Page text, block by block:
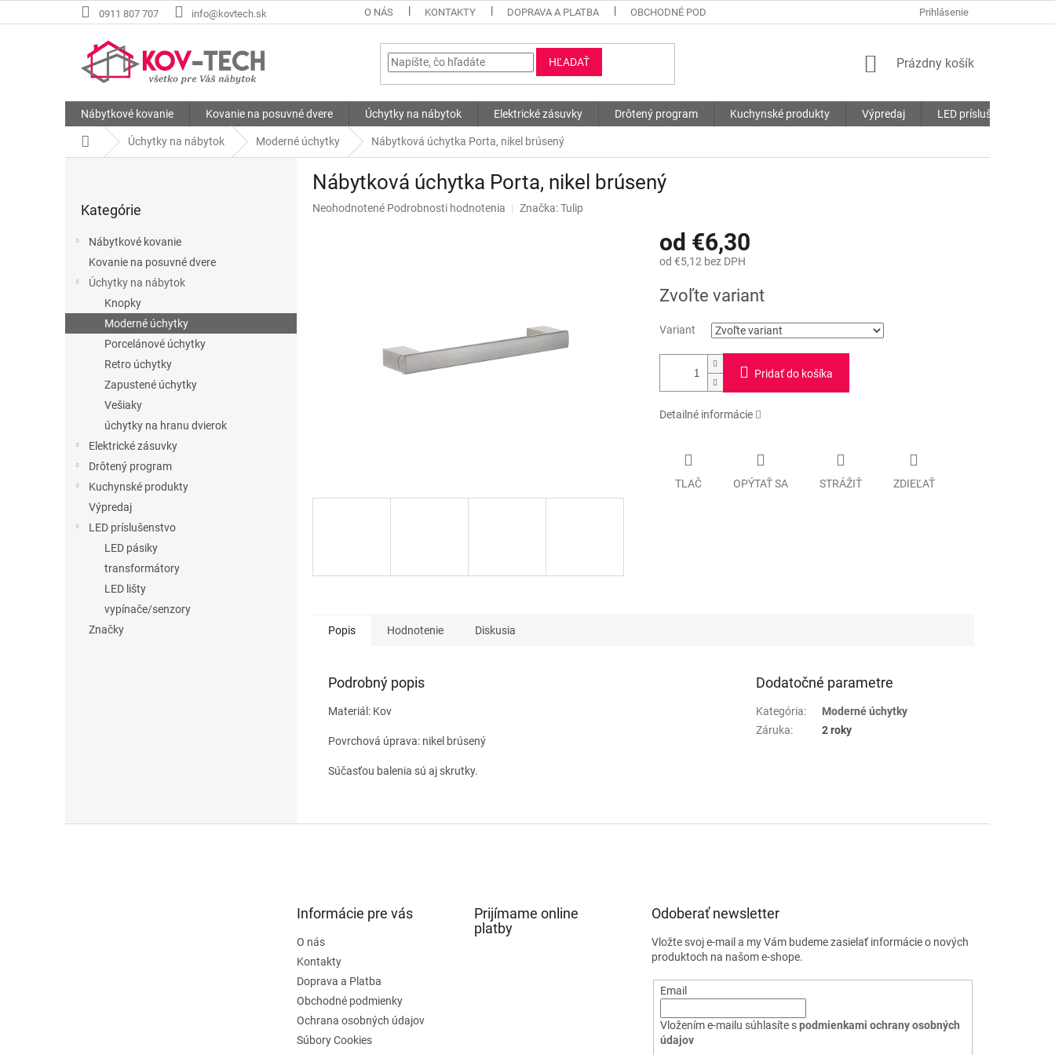
na
0911 807 707 info@kovtech.sk O NÁS KONTAKTY DOPRAVA A PLATBA OBCHODNÉ PODMIENKY SÚBORY COOKIES
Prihlásenie
HĽADAŤ
NÁKUPNÝ
Prázdny košík
Nábytkové kovanie Kovanie na posuvné dvere Úchytky na nábytok Elektrické zásuvky Drôtený program Kuchynské produkty Výpredaj LED príslušenstvo
DomovÚchytky na nábytok Moderné úchytky Nábytková úchytka Porta, nikel brúsený
kategórie
Kategórie
Nábytkové kovanie
Kovanie na posuvné dvere
Úchytky na nábytok
Knopky
Moderné úchytky
Porcelánové úchytky
Retro úchytky
Zapustené úchytky
Vešiaky
úchytky na hranu dvierok
Elektrické zásuvky
Drôtený program
Kuchynské produkty
Výpredaj
LED príslušenstvo
LED pásiky
transformátory
LED lišty
vypínače/senzory
Značky
Nábytková úchytka Porta, nikel brúsený
Priemerné
Neohodnotené Podrobnosti hodnotenia Značka:Tulip
od €6,30
od €5,12bez DPH
cena:
Zvoľte variant
Variant
Pridať do košíka
Detailné informácie
TLAČ OPÝTAŤ SA STRÁŽIŤ ZDIEĽAŤ
Popis Hodnotenie Diskusia
Podrobný popis
Materiál: Kov
Povrchová úprava: nikel brúsený
Súčasťou balenia sú aj skrutky.
Dodatočné parametre
Kategória:
Moderné úchytky
Záruka: 2 roky
Informácie pre vás
O nás
Kontakty
Doprava a Platba
Obchodné podmienky
Ochrana osobných údajov
Súbory Cookies
Prijímame online
platby
Odoberať newsletter
Vložte svoj e-mail a my Vám budeme zasielať informácie o nových
produktoch na našom e-shope.
Email
Vložením e-mailu súhlasíte spodmienkami ochrany osobných
údajov